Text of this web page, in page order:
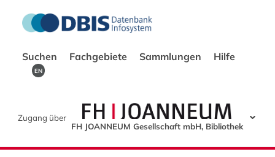
Suchen Fachgebiete Sammlungen Hilfe
EN
Zugang über
FH JOANNEUM Gesellschaft mbH, Bibliothek